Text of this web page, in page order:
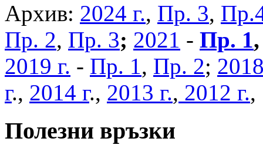
Архив: 2024 г., Пр. 3,
Пр. 2, Пр. 3; 2021 - Пр. 1
2019 г. - Пр. 1, Пр. 2;
г., 2014 г., 2013 г., 2012 г.
Полезни връзки